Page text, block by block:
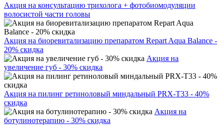
Акция на консультацию трихолога + фотобиомодуляции
волосистой части головы
Акция на биоревитализацию препаратом Repart Aqua Balance -
20% скидка
Акция на
увеличение губ - 30% скидка
Акция на пилинг ретиноловый миндальный PRX-T33 - 40%
скидка
Акция на
ботулинотерапию - 30% скидка